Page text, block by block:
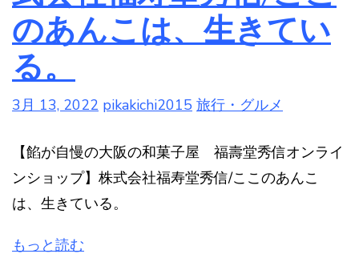
のあんこは、生きてい
る。
3月 13, 2022 pikakichi2015 旅行・グルメ
【餡が自慢の大阪の和菓子屋 福壽堂秀信オンライ
ンショップ】株式会社福寿堂秀信/ここのあんこ
は、生きている。
もっと読む